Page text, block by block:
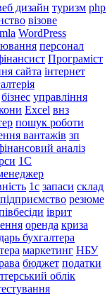
дизайн туризм php
візове
WordPress
персонал
Програміст
сайта інтернет
бізнес управління
Excel внз
пошук роботи
вантажів зп
аналіз
1С
1с запаси склад
підприємство резюме
іврит
оренда криза
бухгалтера
маркетинг НБУ
бюджет податки
облік